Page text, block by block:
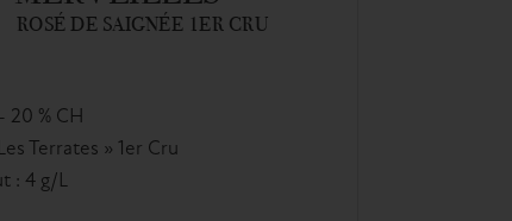
ROSÉ DE SAIGNÉE 1ER CRU
20 % CH
Terrates » 1er Cru
: 4 g/L